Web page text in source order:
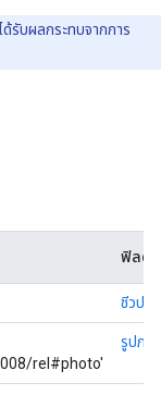
ด้รับผลกระทบจากการ
ฟิลด์
ชีวปร
rel#photo'
รูปภา